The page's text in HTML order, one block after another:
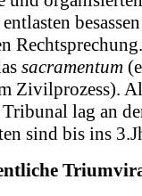
sacramentum
Zivilprozess).
lag an
sind bis ins